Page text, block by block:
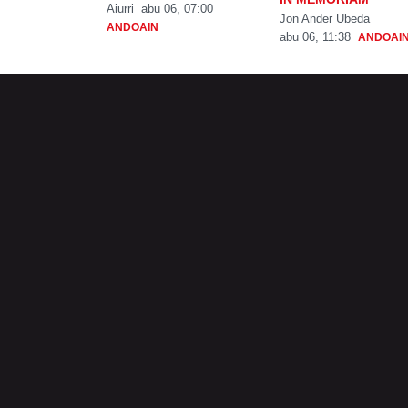
Aiurri abu 06, 07:00
ANDOAIN
Jon Ander Ubeda
abu 06, 11:38